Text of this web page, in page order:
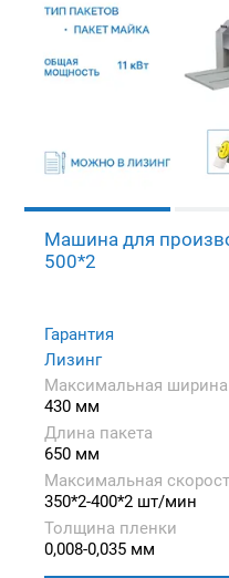
Машина для
500*2
Гарантия
Лизинг
Максимальная
430 мм
Длина пакета
650 мм
Максимальная
350*2-400*2 шт/мин
Толщина пленки
0,008-0,035 мм